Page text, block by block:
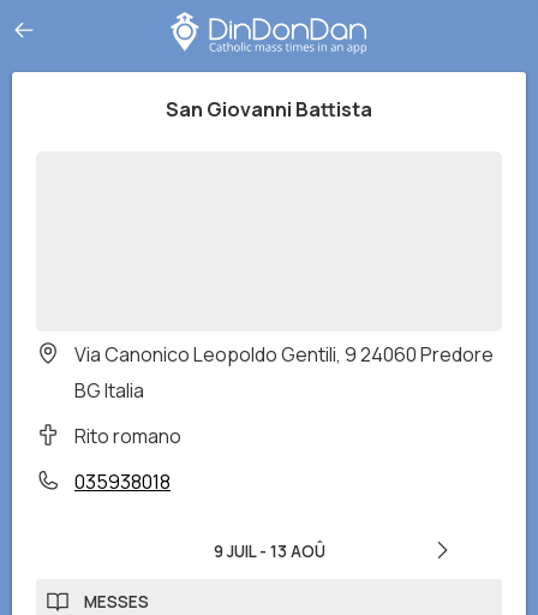
San Giovanni Battista
Via Canonico Leopoldo Gentili, 9 24060 Predore
BG Italia
Rito romano
035938018
9 JUIL- 13 AOÛ
MESSES